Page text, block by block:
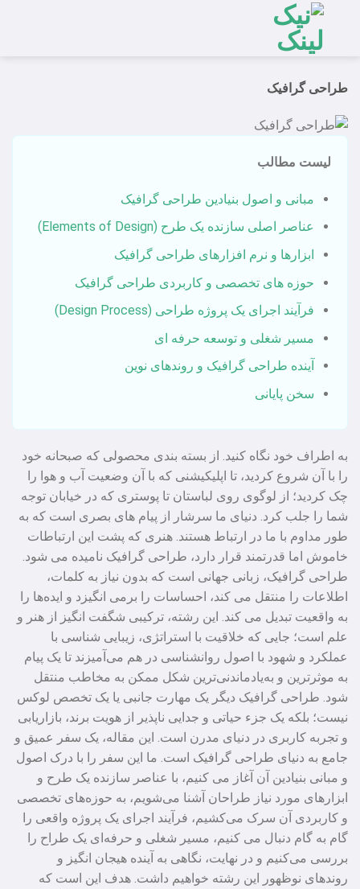
content
طراحی گرافیک
لیست مطالب
مبانی و اصول بنیادین طراحی گرافیک
عناصر اصلی سازنده یک طرح (Elements of Design)
ابزارها و نرم‌ افزارهای طراحی گرافیک
حوزه‌ های تخصصی و کاربردی طراحی گرافیک
فرآیند اجرای یک پروژه طراحی (Design Process)
مسیر شغلی و توسعه حرفه‌ ای
آینده طراحی گرافیک و روندهای نوین
سخن پایانی
به اطراف خود نگاه کنید. از بسته‌ بندی محصولی که صبحانه خود
را با آن شروع کردید، تا اپلیکیشنی که با آن وضعیت آب و هوا را
چک کردید؛ از لوگوی روی لباستان تا پوستری که در خیابان توجه
شما را جلب کرد. دنیای ما سرشار از پیام‌ های بصری است که به
طور مداوم با ما در ارتباط هستند. هنری که پشت این ارتباطات
خاموش اما قدرتمند قرار دارد، طراحی گرافیک نامیده می‌ شود.
طراحی گرافیک، زبانی جهانی است که بدون نیاز به کلمات،
اطلاعات را منتقل می‌ کند، احساسات را برمی‌ انگیزد و ایده‌ها را
به واقعیت تبدیل می‌ کند. این رشته، ترکیبی شگفت‌ انگیز از هنر و
علم است؛ جایی که خلاقیت با استراتژی، زیبایی‌ شناسی با
عملکرد و شهود با اصول روانشناسی در هم می‌آمیزند تا یک پیام
به موثرترین و به‌یادماندنی‌ترین شکل ممکن به مخاطب منتقل
شود. طراحی گرافیک دیگر یک مهارت جانبی یا یک تخصص لوکس
نیست؛ بلکه یک جزء حیاتی و جدایی‌ ناپذیر از هویت برند، بازاریابی
و تجربه کاربری در دنیای مدرن است. این مقاله، یک سفر عمیق و
جامع به دنیای طراحی گرافیک است. ما این سفر را با درک اصول
و مبانی بنیادین آن آغاز می‌ کنیم، با عناصر سازنده یک طرح و
ابزارهای مورد نیاز طراحان آشنا می‌شویم، به حوزه‌های تخصصی
و کاربردی آن سرک می‌کشیم، فرآیند اجرای یک پروژه واقعی را
گام به گام دنبال می‌ کنیم، مسیر شغلی و حرفه‌ای یک طراح را
بررسی می‌کنیم و در نهایت، نگاهی به آینده هیجان‌ انگیز و
روندهای نوظهور این رشته خواهیم داشت. هدف این است که